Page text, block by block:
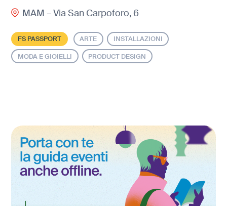
MAM – Via San Carpoforo, 6
FS PASSPORT ARTE INSTALLAZIONI
MODA E GIOIELLI PRODUCT DESIGN